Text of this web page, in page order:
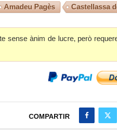
Amadeu Pagès Castellassa
sense ànim de lucre, però
COMPARTIR